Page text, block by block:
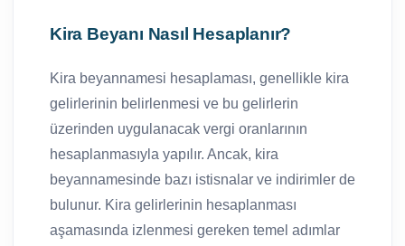
Kira Beyanı Nasıl Hesaplanır?
Kira beyannamesi hesaplaması, genellikle kira
gelirlerinin belirlenmesi ve bu gelirlerin
üzerinden uygulanacak vergi oranlarının
hesaplanmasıyla yapılır. Ancak, kira
beyannamesinde bazı istisnalar ve indirimler de
bulunur. Kira gelirlerinin hesaplanması
aşamasında izlenmesi gereken temel adımlar